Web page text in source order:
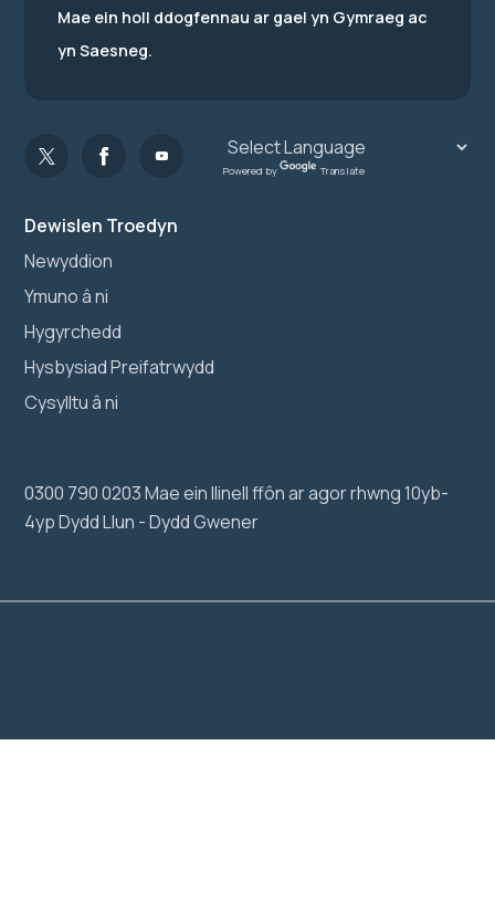
Dewislen Troedyn
Newyddion
Ymuno â ni
Hygyrchedd
Hysbysiad Preifatrwydd
Cysylltu â ni
0300 790 0203 Mae ein llinell ffôn ar agor rhwng 10yb-
4yp Dydd Llun - Dydd Gwener
Mae ein holl ddogfennau ar gael yn Gymraeg ac
yn Saesneg.
Powered by Translate